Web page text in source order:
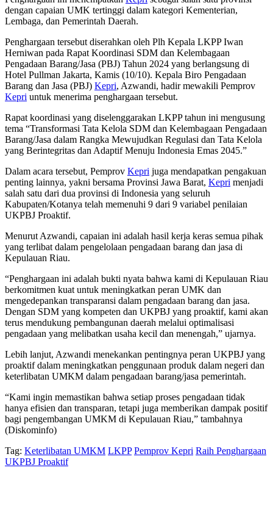
dengan capaian UMK tertinggi dalam kategori Kementerian,
Lembaga, dan Pemerintah Daerah.
Penghargaan tersebut diserahkan oleh Plh Kepala LKPP Iwan
Herniwan pada Rapat Koordinasi SDM dan Kelembagaan
Pengadaan Barang/Jasa (PBJ) Tahun 2024 yang berlangsung di
Hotel Pullman Jakarta, Kamis (10/10). Kepala Biro Pengadaan
Barang dan Jasa (PBJ) Kepri, Azwandi, hadir mewakili Pemprov
Kepri untuk menerima penghargaan tersebut.
Rapat koordinasi yang diselenggarakan LKPP tahun ini mengusung
tema “Transformasi Tata Kelola SDM dan Kelembagaan Pengadaan
Barang/Jasa dalam Rangka Mewujudkan Regulasi dan Tata Kelola
yang Berintegritas dan Adaptif Menuju Indonesia Emas 2045.”
Dalam acara tersebut, Pemprov Kepri juga mendapatkan pengakuan
penting lainnya, yakni bersama Provinsi Jawa Barat, Kepri menjadi
salah satu dari dua provinsi di Indonesia yang seluruh
Kabupaten/Kotanya telah memenuhi 9 dari 9 variabel penilaian
UKPBJ Proaktif.
Menurut Azwandi, capaian ini adalah hasil kerja keras semua pihak
yang terlibat dalam pengelolaan pengadaan barang dan jasa di
Kepulauan Riau.
“Penghargaan ini adalah bukti nyata bahwa kami di Kepulauan Riau
berkomitmen kuat untuk meningkatkan peran UMK dan
mengedepankan transparansi dalam pengadaan barang dan jasa.
Dengan SDM yang kompeten dan UKPBJ yang proaktif, kami akan
terus mendukung pembangunan daerah melalui optimalisasi
pengadaan yang melibatkan usaha kecil dan menengah,” ujarnya.
Lebih lanjut, Azwandi menekankan pentingnya peran UKPBJ yang
proaktif dalam meningkatkan penggunaan produk dalam negeri dan
keterlibatan UMKM dalam pengadaan barang/jasa pemerintah.
“Kami ingin memastikan bahwa setiap proses pengadaan tidak
hanya efisien dan transparan, tetapi juga memberikan dampak positif
bagi pengembangan UMKM di Kepulauan Riau,” tambahnya
(Diskominfo)
Tag: Keterlibatan UMKM LKPP Pemprov Kepri Raih Penghargaan
UKPBJ Proaktif